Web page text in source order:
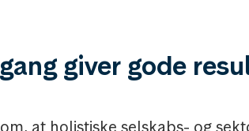
giver gode